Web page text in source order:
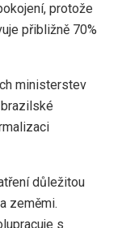
protože
přibližně 70%
ministerstev
důležitou
zeměmi.
s